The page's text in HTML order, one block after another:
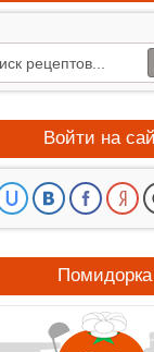
Войти на
Помидорка